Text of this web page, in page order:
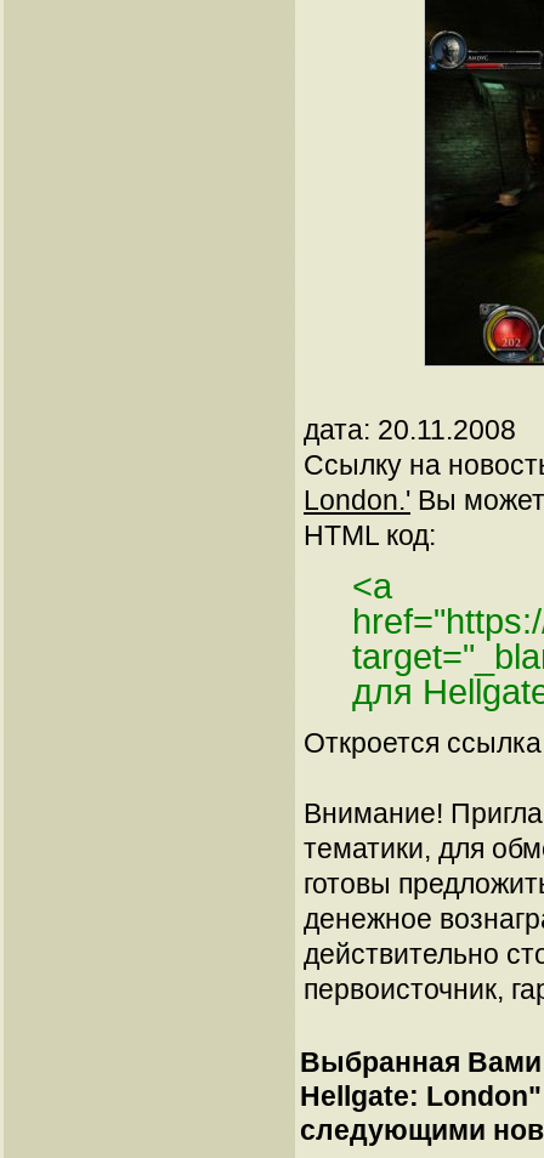
дата: 20.11.2008
Ссылку на
London.' Вы
HTML код:
<a
для
Откроется
Внимание!
тематики, для
готовы
денежное
действительно
первоисточник,
Выбранная Вами
Hellgate: London
следующими